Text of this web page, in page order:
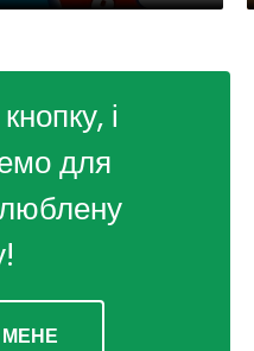
і
для